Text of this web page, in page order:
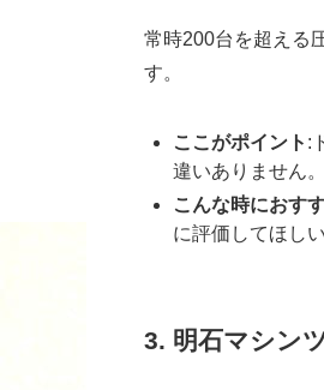
常時200台を超える
す。
ここがポイント :
違いありません
こんな時におす
に評価してほし
3. 明石マシン